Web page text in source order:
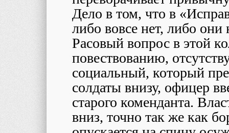
Дело в том, что в
либо вовсе нет, либо
Расовый вопрос в этой
повествованию,
социальный, который
солдаты внизу, офицер
старого коменданта.
вниз, точно так же как